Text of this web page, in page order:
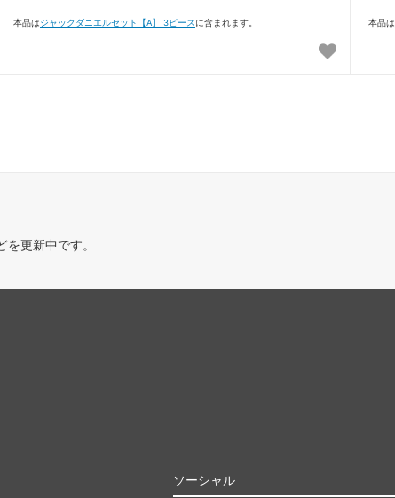
本品はジャックダニエルセット【A】 3ピース に含まれます。 本品は
更新中です。
ソーシャル